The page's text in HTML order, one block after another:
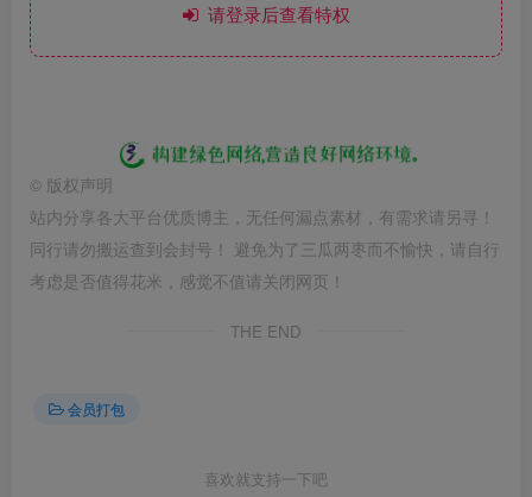
请登录后查看特权
© 版权声明
站内分享各大平台优质博主，无任何漏点素材，有需求请另寻！
同行请勿搬运查到会封号！ 避免为了三瓜两枣而不愉快，请自行
考虑是否值得花米，感觉不值请关闭网页！
THE END
会员打包
喜欢就支持一下吧